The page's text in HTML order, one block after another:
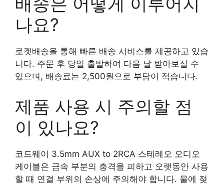
나요?
로켓배송을 통해 빠른 배송 서비스를 제공하고 있습
니다. 주문 후 당일 출발하여 다음 날 받아보실 수
있으며, 배송료는 2,500원으로 부담이 적습니다.
제품 사용 시 주의할 점
이 있나요?
코드웨이 3.5mm AUX to 2RCA 스테레오 오디오
케이블은 금속 부분의 충격을 피하고 오랫동안 사용
할 때 연결 부위의 손상에 주의해야 합니다. 물에 젖